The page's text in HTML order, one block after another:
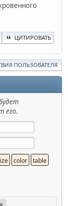
ЦИТИРОВАТЬ
ПОЛЬЗОВАТЕЛЯ
его.